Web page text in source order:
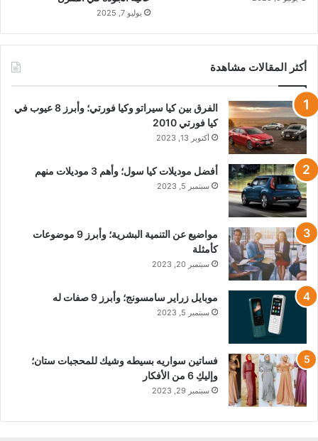
يوليو 7, 2025
أكثر المقالات مشاهدة
الفرق بين كيا سيراتو وكيا فورتي؛ وأبرز 8 عيوب في
كيا فورتي 2010
أكتوبر 13, 2023
أفضل موديلات كيا سول؛ وأهم 3 موديلات منهم
سبتمبر 5, 2023
مواضيع عن التنمية البشرية؛ وأبرز 9 موضوعات
كأمثلة
سبتمبر 20, 2023
موبايل زراير سامسونج؛ وأبرز 9 صفات له
سبتمبر 5, 2023
فساتين سواريه بسيطه وشيك للمحجبات ستان؛
وإليكِ 6 من الأفكار
سبتمبر 29, 2023